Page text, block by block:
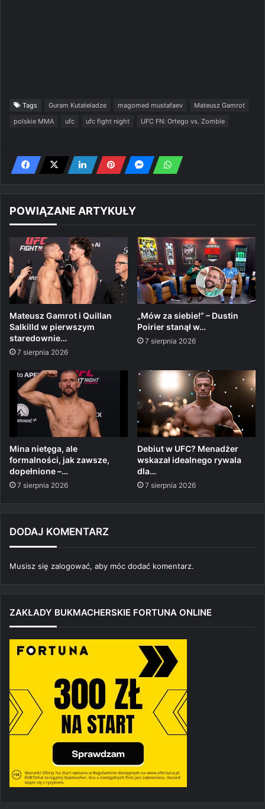
Tags Guram Kutateladze magomed mustafaev
Mateusz Gamrot
polskie MMA
ufc ufc fight night UFC FN: Ortego vs. Zombie
POWIĄZANE ARTYKUŁY
Mateusz Gamrot i Quillan
Salkilld w pierwszym
staredownie…
7 sierpnia 2026
„Mów za siebie!” – Dustin
Poirier stanął w…
7 sierpnia 2026
Mina nietęga, ale
formalności, jak zawsze,
dopełnione –…
7 sierpnia 2026
Debiut w UFC? Menadżer
wskazał idealnego rywala
dla…
7 sierpnia 2026
DODAJ KOMENTARZ
Musisz się zalogować, aby móc dodać komentarz.
ZAKŁADY BUKMACHERSKIE FORTUNA ONLINE